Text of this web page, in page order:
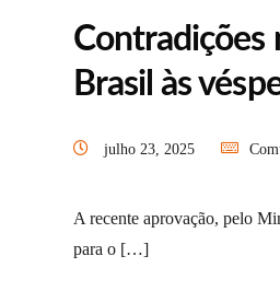
Contradições
Brasil às
julho 23, 2025
A recente aprovação, pelo
para o […]